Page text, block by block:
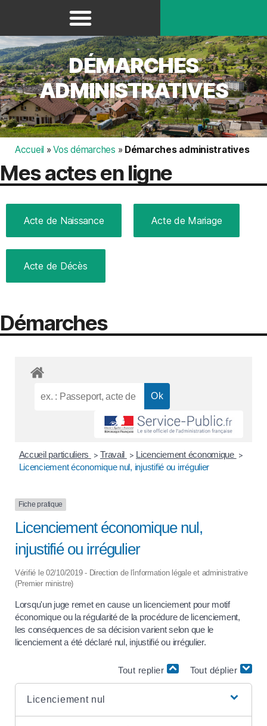
DÉMARCHES
ADMINISTRATIVES
Accueil »Vos démarches » Démarches administratives
Mes actes en ligne
Acte de Naissance Acte de Mariage
Acte de Décès
Démarches
Accueil particuliers > Travail > Licenciement économique >
Licenciement économique nul, injustifié ou irrégulier
Fiche pratique
Licenciement économique nul,
injustifié ou irrégulier
Vérifié le 02/10/2019 - Direction de l'information légale et administrative
(Premier ministre)
Lorsqu'un juge remet en cause un licenciement pour motif
économique ou la régularité de la procédure de licenciement,
les conséquences de sa décision varient selon que le
licenciement a été déclaré nul, injustifié ou irrégulier.
Tout replier Tout déplier
Licenciement nul